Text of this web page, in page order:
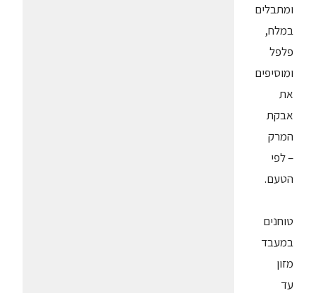
ומתבלים
במלח,
פלפל
ומוסיפים
את
אבקת
המרק
– לפי
הטעם.
טוחנים
במעבד
מזון
עד